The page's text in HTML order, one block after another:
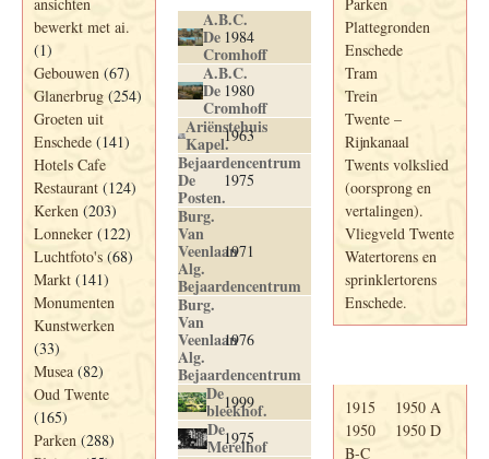
bewerkt met ai.
(1)
Gebouwen (67)
Glanerbrug (254)
Groeten uit
Enschede (141)
Hotels Cafe
Restaurant (124)
Kerken (203)
Lonneker (122)
Luchtfoto's (68)
Markt (141)
Monumenten
Kunstwerken
(33)
Musea (82)
Oud Twente
(165)
Parken (288)
A.B.C.
De
Cromhoff
1984
A.B.C.
De
Cromhoff
1980
Ariënstehuis
Kapel.1963
Bejaardencentrum
De
Posten.
1975
Burg.
Van
Veenlaan
Alg.
Bejaardencentrum
1971
Burg.
Van
Veenlaan
Alg.
Bejaardencentrum
1976
De
bleekhof.
1999
De
Merelhof
1975
Plattegronden
Enschede
Tram
Trein
Twente –
Rijnkanaal
Twents volkslied
(oorsprong en
vertalingen).
Vliegveld Twente
Watertorens en
sprinklertorens
Enschede.
1915
1950 A
1950
B-C
1950 D